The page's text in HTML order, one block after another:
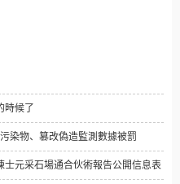
時候了
染物、篡改偽造監測數據被罰
元采石場通合伙術報告公開信息表